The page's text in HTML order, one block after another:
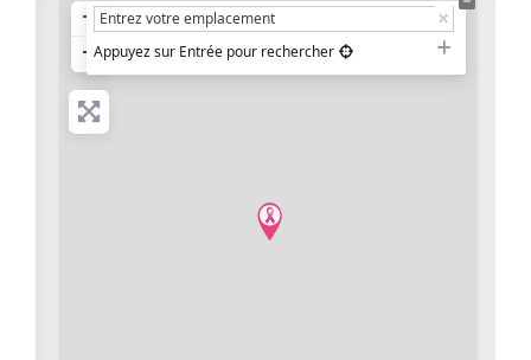
+
−Appuyez sur Entrée pour rechercher